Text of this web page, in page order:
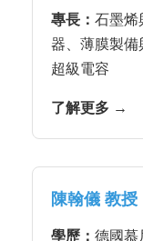
專長： 石墨烯
器、薄膜製備
超級電容
了解更多 →
陳翰儀 教授
學歷： 德國慕